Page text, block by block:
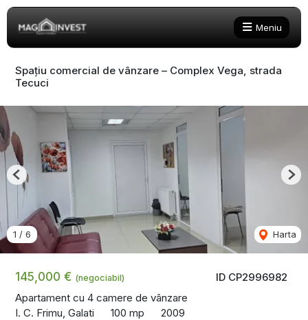
Meniu
Spațiu comercial de vânzare – Complex Vega, strada
Tecuci
ID CP2996982
145,000 € (negociabil)
Apartament cu 4 camere de vânzare
I. C. Frimu, Galati
100 mp 2009
1 / 6 Harta
Previous